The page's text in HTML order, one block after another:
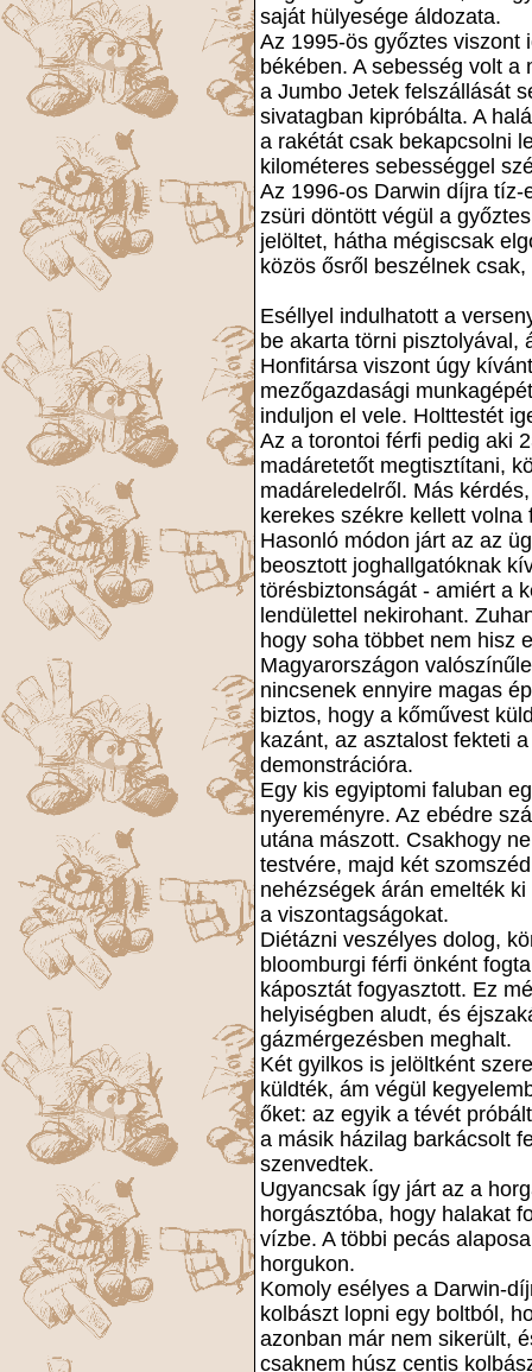
saját hülyesége áldozata.
Az 1995-ös győztes viszont
békében. A sebesség volt
a Jumbo Jetek felszállását
sivatagban kipróbálta. A
a rakétát csak bekapcsolni
kilométeres sebességgel
Az 1996-os Darwin díjra
zsüri döntött végül a
jelöltet, hátha mégiscsak
közös ősről beszélnek
Eséllyel indulhatott a
be akarta törni pisztolyával,
Honfitársa viszont úgy
mezőgazdasági
induljon el vele. Holttestét
Az a torontoi férfi pedig aki
madáretetőt megtisztítani,
madáreledelről. Más
kerekes székre kellett
Hasonló módon járt az az
beosztott joghallgatóknak
törésbiztonságát - amiért a
lendülettel nekirohant.
hogy soha többet nem hisz
Magyarországon
nincsenek ennyire magas
biztos, hogy a kőművest
kazánt, az asztalost fekteti
demonstrációra.
Egy kis egyiptomi faluban
nyereményre. Az ebédre
utána mászott. Csakhogy
testvére, majd két
nehézségek árán emelték
a viszontagságokat.
Diétázni veszélyes dolog,
bloomburgi férfi önként
káposztát fogyasztott. Ez
helyiségben aludt, és
gázmérgezésben meghalt.
Két gyilkos is jelöltként
küldték, ám végül
őket: az egyik a tévét
a másik házilag barkácsolt
szenvedtek.
Ugyancsak így járt az a
horgásztóba, hogy halakat
vízbe. A többi pecás
horgukon.
Komoly esélyes a Darwin-
kolbászt lopni egy boltból,
azonban már nem sikerült,
csaknem húsz centis